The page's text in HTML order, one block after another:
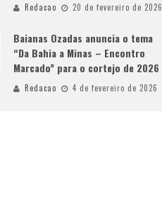
Redacao 20 de fevereiro de 2026
Baianas Ozadas anuncia o tema
“Da Bahia a Minas – Encontro
Marcado” para o cortejo de 2026
Redacao 4 de fevereiro de 2026